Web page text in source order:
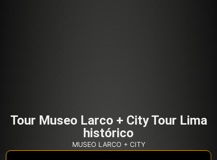
Tour Museo Larco + City Tour Lima
histórico
MUSEO LARCO + CITY